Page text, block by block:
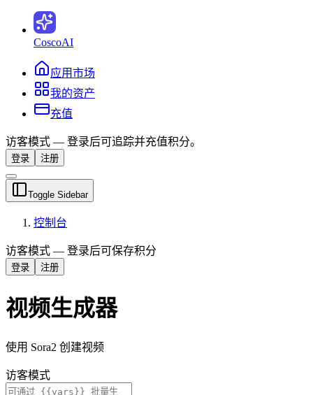
CoscoAI
应用市场
我的资产
充值
访客模式 — 登录后可追踪并充值积分。
登录 注册
Toggle Sidebar
控制台
访客模式 — 登录后可保存积分
登录 注册
视频生成器
使用 Sora2 创建视频
访客模式